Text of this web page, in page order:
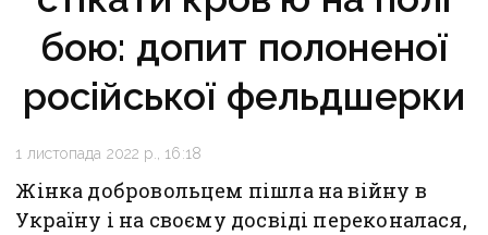
бою: допит полоненої
російської фельдшерки
1 листопада 2022 р., 16:18
Жінка добровольцем пішла на війну в
Україну і на своєму досвіді переконалася,